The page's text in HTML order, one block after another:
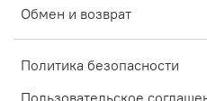
Обмен и возврат
Политика безопасности